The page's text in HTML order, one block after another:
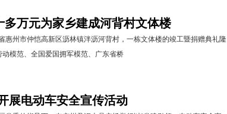
多万元为家乡建成河背村文体楼
州市仲恺高新区沥林镇泮沥河背村，一栋文体楼的竣工暨捐赠典礼隆
模范、全国爱国拥军模范、广东省桥
展电动车安全宣传活动